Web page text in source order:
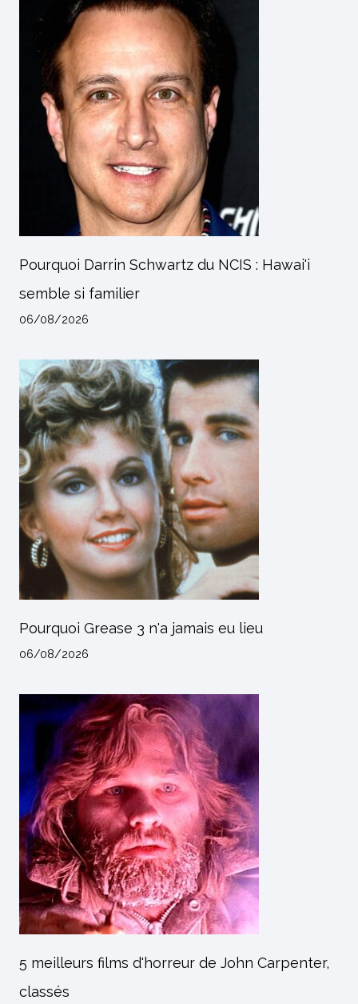
Pourquoi Darrin Schwartz du NCIS : Hawai'i
semble si familier
06/08/2026
Pourquoi Grease 3 n'a jamais eu lieu
06/08/2026
5 meilleurs films d'horreur de John Carpenter,
classés